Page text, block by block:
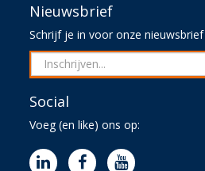
Nieuwsbrief
Schrijf je in voor onze nieuwsbrief
Social
Voeg (en like) ons op: